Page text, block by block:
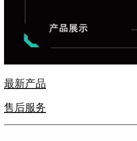
最新产品
售后服务